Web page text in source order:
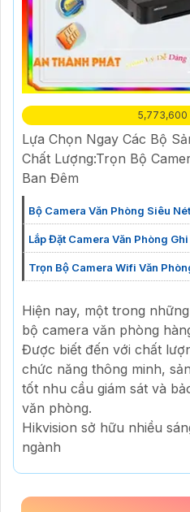
5,773,600
Lựa Chọn Ngay Các Bộ
Chất Lượng:Trọn Bộ
Ban Đêm
Bộ Camera Văn Phòng Siêu Nét
Lắp Đặt Camera Văn Phòng Ghi
Trọn Bộ Camera Wifi Văn
Hiện nay, một trong
bộ camera văn phòng
Được biết đến với chất
chức năng thông minh,
tốt nhu cầu giám sát và
văn phòng.
Hikvision sở hữu nhiều
ngành